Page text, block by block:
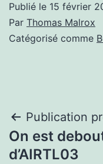
Publié le 15 février
Par Thomas Malrox
Catégorisé comme
de
Publication
On est
d’AIRTL03